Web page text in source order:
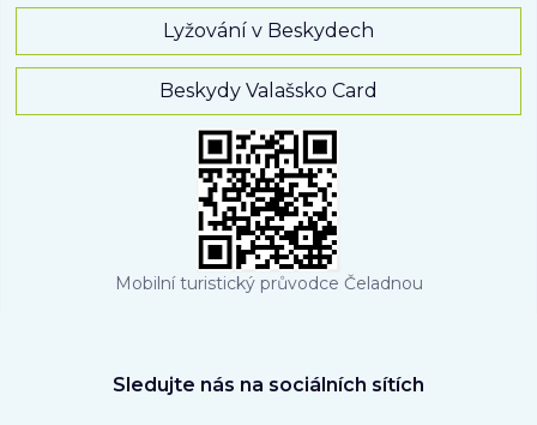
Lyžování v Beskydech
Beskydy Valašsko Card
Mobilní turistický průvodce Čeladnou
Sledujte nás na sociálních sítích